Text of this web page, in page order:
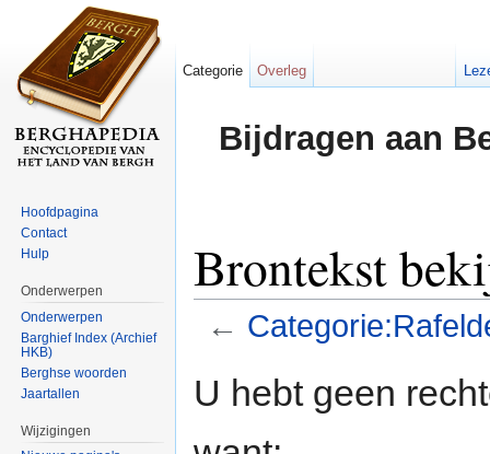
Bijdragen aan
Brontekst
←
U hebt geen
Categorie Overleg
Hoofdpagina
Contact
Hulp
Onderwerpen
Onderwerpen
Barghief Index (Archief
HKB)
Berghse woorden
Jaartallen
Wijzigingen